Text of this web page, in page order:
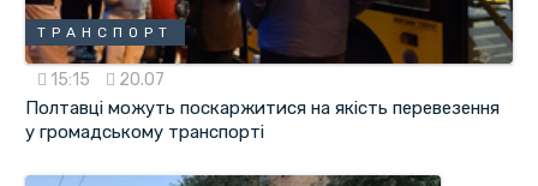
ТРАНСПОРТ
15:15 20.07
Полтавці можуть поскаржитися на якість перевезення
у громадському транспорті